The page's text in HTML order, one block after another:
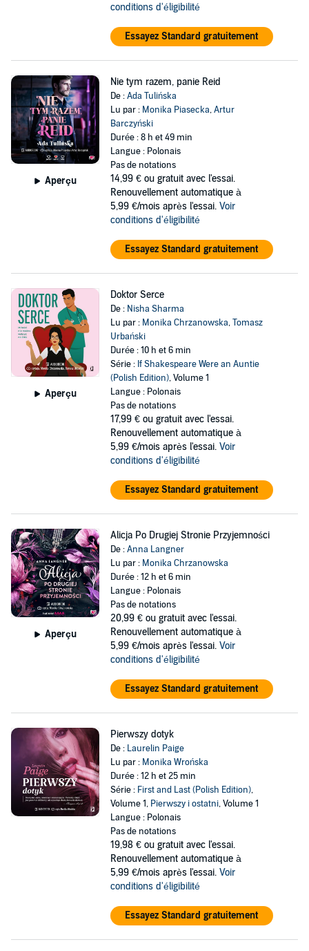
conditions d'éligibilité
Essayez Standard gratuitement
Aperçu
Nie tym razem, panie Reid
De :Ada Tulińska
Lu par : Monika Piasecka,Artur
Barczyński
Durée : 8 h et 49 min
Langue : Polonais
Pas de notations
14,99 € ou gratuit avec l'essai.
Renouvellement automatique à
5,99 €/mois après l'essai. Voir
conditions d'éligibilité
Essayez Standard gratuitement
Aperçu
Doktor Serce
De : Nisha Sharma
Lu par : Monika Chrzanowska,Tomasz
Urbański
Durée : 10 h et 6 min
Série : If Shakespeare Were an Auntie
(Polish Edition), Volume 1
Langue : Polonais
Pas de notations
17,99 € ou gratuit avec l'essai.
Renouvellement automatique à
5,99 €/mois après l'essai. Voir
conditions d'éligibilité
Essayez Standard gratuitement
Aperçu
Alicja Po Drugiej Stronie Przyjemności
De :Anna Langner
Lu par : Monika Chrzanowska
Durée : 12 h et 6 min
Langue : Polonais
Pas de notations
20,99 € ou gratuit avec l'essai.
Renouvellement automatique à
5,99 €/mois après l'essai. Voir
conditions d'éligibilité
Essayez Standard gratuitement
Pierwszy dotyk
De : Laurelin Paige
Lu par : Monika Wrońska
Durée : 12 h et 25 min
Série : First and Last (Polish Edition),
Volume 1, Pierwszy i ostatni, Volume 1
Langue : Polonais
Pas de notations
19,98 € ou gratuit avec l'essai.
Renouvellement automatique à
5,99 €/mois après l'essai. Voir
conditions d'éligibilité
Essayez Standard gratuitement